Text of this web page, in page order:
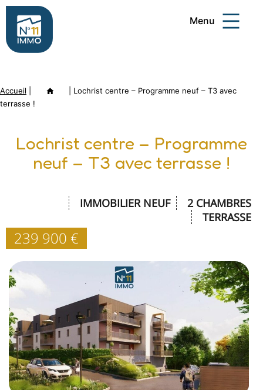
Aller
contenu
Immo
Menu
Accueil Annonce
Lochrist centre – Programme neuf – T3 avec
terrasse !
Lochrist centre – Programme
neuf – T3 avec terrasse !
2 CHAMBRES
IMMOBILIER NEUF
TERRASSE
239 900 €